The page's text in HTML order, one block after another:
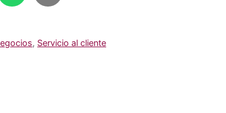
, Servicio al cliente